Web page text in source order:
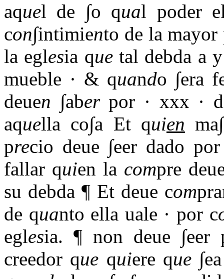
aquel de ∫o qual poder
con∫intimiento de la mayor
la eglesia quetal debda a
mueble · & quando ∫era
deuen ∫aberpor · xxx ·
aquella co∫a Et quien
precio deue ∫eer dado
fallar quien la compre
su debda ¶ Et deue com
de quanto ella uale · por c
eglesia. ¶ non deue ∫eer
creedor que quiere que